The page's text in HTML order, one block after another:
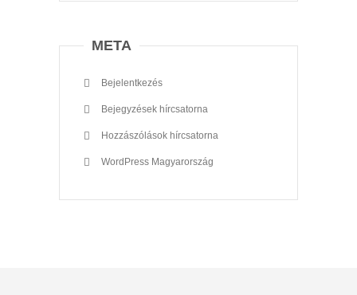
META
Bejelentkezés
Bejegyzések hírcsatorna
Hozzászólások hírcsatorna
WordPress Magyarország